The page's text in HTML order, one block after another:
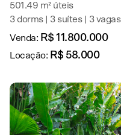
501.49 m² úteis
3 dorms | 3 suítes | 3 vagas
Venda: R$ 11.800.000
Locação: R$ 58.000